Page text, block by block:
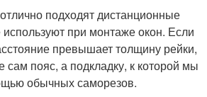
подходят дистанционные
при монтаже окон. Если
превышает толщину рейки,
сам пояс, а подкладку, к которой мы
обычных саморезов.